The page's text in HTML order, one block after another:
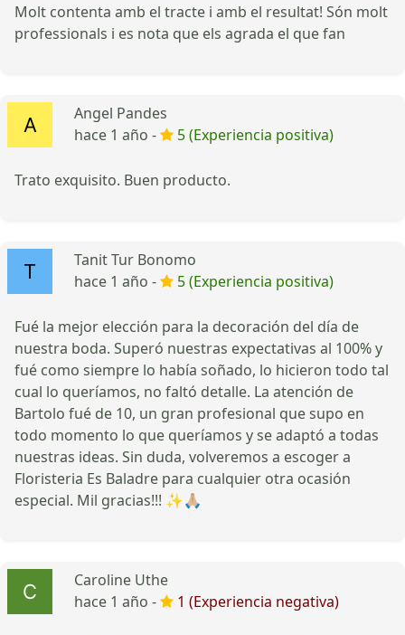
Molt contenta amb el tracte i amb el resultat! Són molt
professionals i es nota que els agrada el que fan
Angel Pandes
hace 1 año -
5 (Experiencia positiva)
Trato exquisito. Buen producto.
Tanit Tur Bonomo
hace 1 año -
5 (Experiencia positiva)
Fué la mejor elección para la decoración del día de
nuestra boda. Superó nuestras expectativas al 100% y
fué como siempre lo había soñado, lo hicieron todo tal
cual lo queríamos, no faltó detalle. La atención de
Bartolo fué de 10, un gran profesional que supo en
todo momento lo que queríamos y se adaptó a todas
nuestras ideas. Sin duda, volveremos a escoger a
Floristeria Es Baladre para cualquier otra ocasión
especial. Mil gracias!!! ✨️🙏🏼
Caroline Uthe
hace 1 año -
1 (Experiencia negativa)